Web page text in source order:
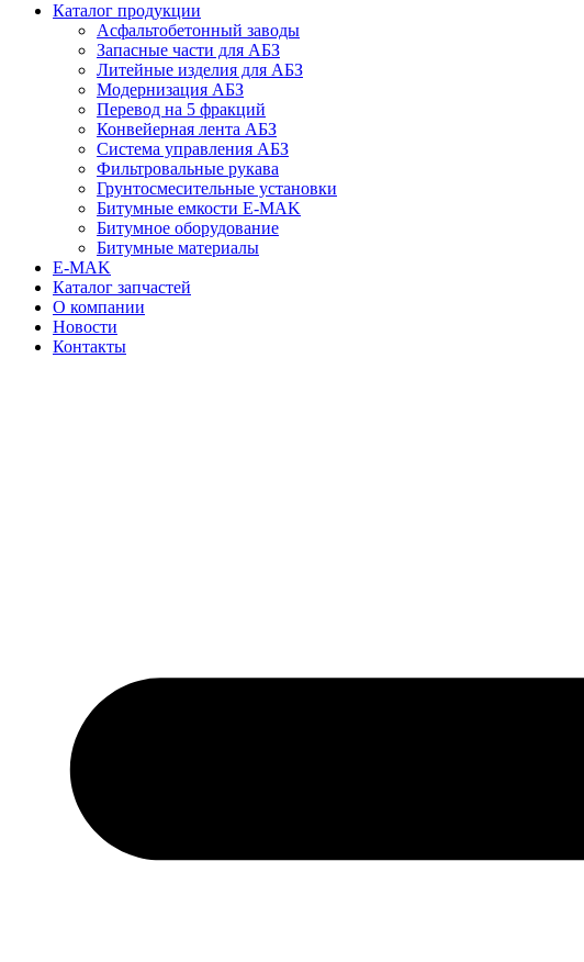
Каталог продукции
Асфальтобетонный заводы
Запасные части для АБЗ
Литейные изделия для АБЗ
Модернизация АБЗ
Перевод на 5 фракций
Конвейерная лента АБЗ
Система управления АБЗ
Фильтровальные рукава
Грунтосмесительные установки
Битумные емкости E-MAK
Битумное оборудование
Битумные материалы
E-MAK
Каталог запчастей
О компании
Новости
Контакты